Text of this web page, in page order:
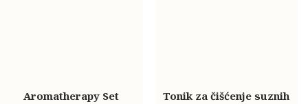
Aromatherapy Set
Tonik za čišćenje suznih